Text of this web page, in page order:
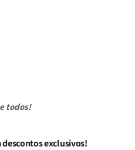
todos!
descontos exclusivos!